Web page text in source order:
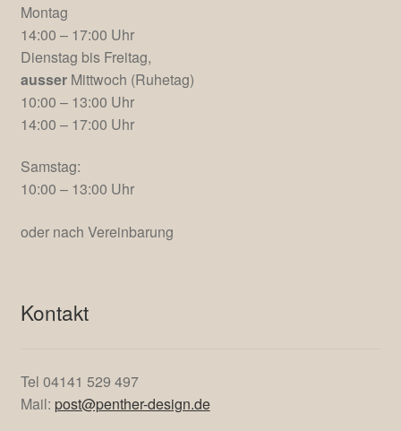
Montag
14:00 – 17:00 Uhr
Dienstag bis Freitag,
ausserMittwoch (Ruhetag)
10:00 – 13:00 Uhr
14:00 – 17:00 Uhr
Samstag:
10:00 – 13:00 Uhr
oder nach Vereinbarung
Kontakt
Tel 04141 529 497
Mail: post@penther-design.de